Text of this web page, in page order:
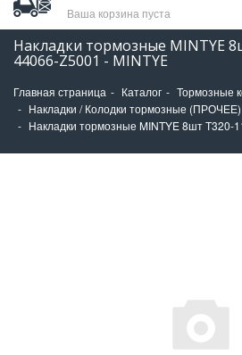
Ваша корзина пуста
Накладки тормозные MINTYE
44066-Z5001 - MINTYE
Главная страница Каталог
Тормозные
Накладки / Колодки тормозные (ПРОЧЕЕ)
Накладки тормозные MINTYE 8шт Т320-